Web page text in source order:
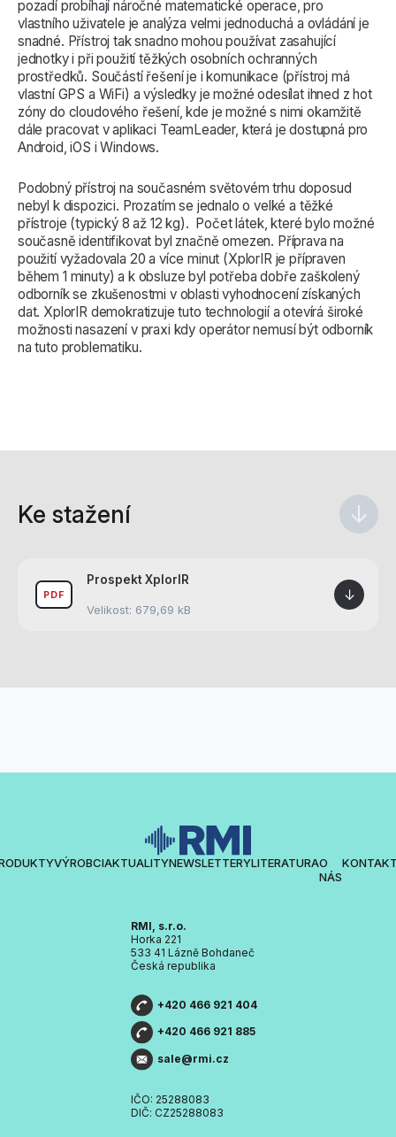
pozadí probíhají náročné matematické operace, pro
vlastního uživatele je analýza velmi jednoduchá a ovládání je
snadné. Přístroj tak snadno mohou používat zasahující
jednotky i při použití těžkých osobních ochranných
prostředků. Součástí řešení je i komunikace (přístroj má
vlastní GPS a WiFi) a výsledky je možné odesílat ihned z hot
zóny do cloudového řešení, kde je možné s nimi okamžitě
dále pracovat v aplikaci TeamLeader, která je dostupná pro
Android, iOS i Windows.
Podobný přístroj na současném světovém trhu doposud
nebyl k dispozici. Prozatím se jednalo o velké a těžké
přístroje (typický 8 až 12 kg). Počet látek, které bylo možné
současně identifikovat byl značně omezen. Příprava na
použití vyžadovala 20 a více minut (XplorIR je přípraven
během 1 minuty) a k obsluze byl potřeba dobře zaškolený
odborník se zkušenostmi v oblasti vyhodnocení získaných
dat. XplorIR demokratizuje tuto technologií a otevírá široké
možnosti nasazení v praxi kdy operátor nemusí být odborník
na tuto problematiku.
Ke stažení ↓
PDF
Prospekt XplorIR
Velikost: 679,69 kB
↓
VÝROBCIAKTUALITYNEWSLETTERYLITERATURAO
NÁS
RMI, s.r.o.
Horka 221
533 41 Lázně Bohdaneč
Česká republika
+420 466 921 404
+420 466 921 885
sale@rmi.cz
IČO: 25288083
DIČ: CZ25288083